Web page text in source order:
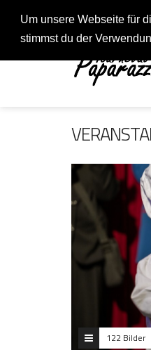
Um unsere Webseite für
stimmst du der
Fotos rund um
122 Bilder